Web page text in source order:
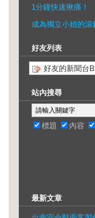
1分鐘快速揪痛！
成為獨立小姐的滾
好友列表
好友的新聞台
站內搜尋
標題 內容
最新文章